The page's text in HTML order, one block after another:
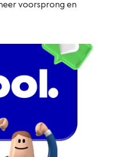
voorsprong en